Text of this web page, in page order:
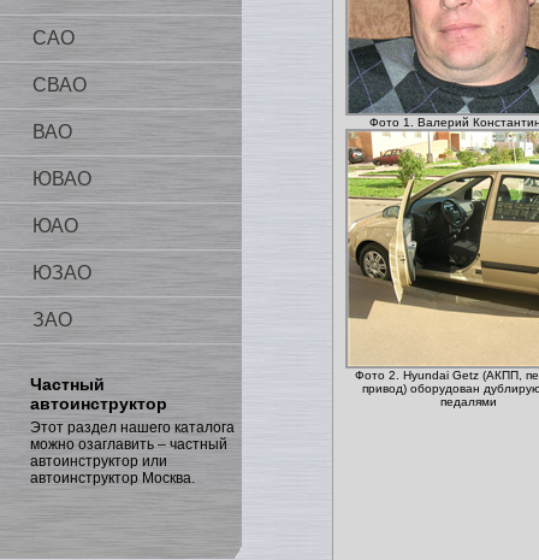
САО
СВАО
ВАО
ЮВАО
ЮАО
ЮЗАО
ЗАО
Частный
автоинструктор
Этот раздел нашего каталога
можно озаглавить – частный
автоинструктор или
автоинструктор Москва.
Фото 1. Валерий
Фото 2. Hyundai Getz (АКПП,
привод) оборудован
педалями